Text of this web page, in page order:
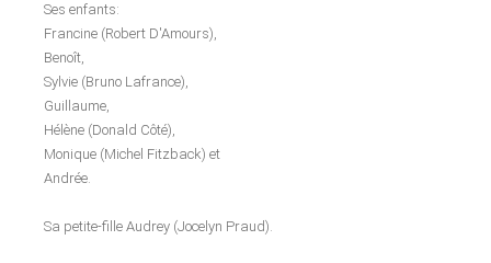
Ses enfants:
Francine (Robert D'Amours),
Benoît,
Sylvie (Bruno Lafrance),
Guillaume,
Hélène (Donald Côté),
Monique (Michel Fitzback) et
Andrée.
Sa petite-fille Audrey (Jocelyn Praud).